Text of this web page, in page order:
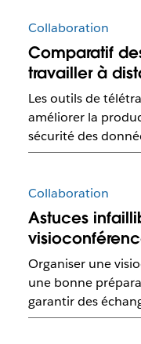
Collaboration
Comparatif
travailler à
Les outils de
améliorer la
sécurité des
Collaboration
Astuces
Organiser une
une bonne
garantir des